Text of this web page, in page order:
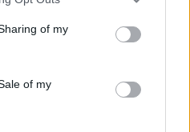
of my
of my